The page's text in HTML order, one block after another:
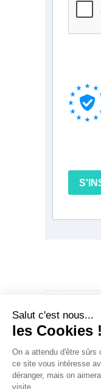
Salut c'est nous...
les Cookies !
On a attendu d'être sûrs
ce site vous intéresse
déranger, mais on
visite...